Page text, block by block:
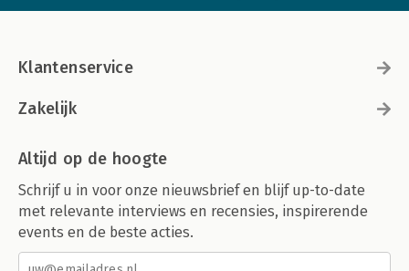
Klantenservice
Zakelijk
Altijd op de hoogte
Schrijf u in voor onze nieuwsbrief en blijf up-to-date
met relevante interviews en recensies, inspirerende
events en de beste acties.